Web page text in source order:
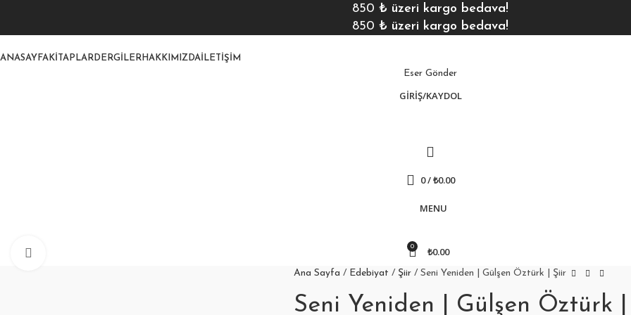
850 ₺ üzeri kargo bedava!
850 ₺ üzeri kargo bedava!
ANASAYFA KITAPLAR DERGILER HAKKIMIZDA İLETIŞIM
Eser Gönder
GIRIŞ/KAYDOL
0/₺0.00
MENU
0 ₺0.00
Ana Sayfa Edebiyat Şiir Seni Yeniden | Gülşen Öztürk | Şiir
Seni Yeniden | Gülşen Öztürk